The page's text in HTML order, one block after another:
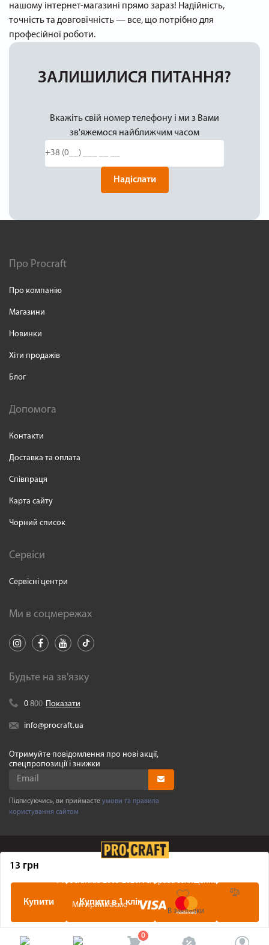
нашому інтернет-магазині прямо зараз! Надійність,
точність та довговічність — все, що потрібно для
професійної роботи.
ЗАЛИШИЛИСЯ ПИТАННЯ?
Вкажіть свій номер телефону і ми з Вами
зв'яжемося найближчим часом
Надіслати
13 грн
Купити Купити в 1 клік
В закладки
Про Procraft
Про компанію
Магазини
Новинки
Хіти продажів
Блог
Допомога
Контакти
Доставка та оплата
Співпраця
Карта сайту
Чорний список
Сервіси
Сервісні центри
Ми в соцмережах
Будьте на зв'язку
0 800 Показати
info@procraft.ua
Отримуйте повідомлення про нові акції,
спецпропозиції і знижки
Підписуючись, ви приймаєте умови та правила
користування сайтом
©Procraft.ua2005-2026. Усі права захищенні
Ми приймаємо
0